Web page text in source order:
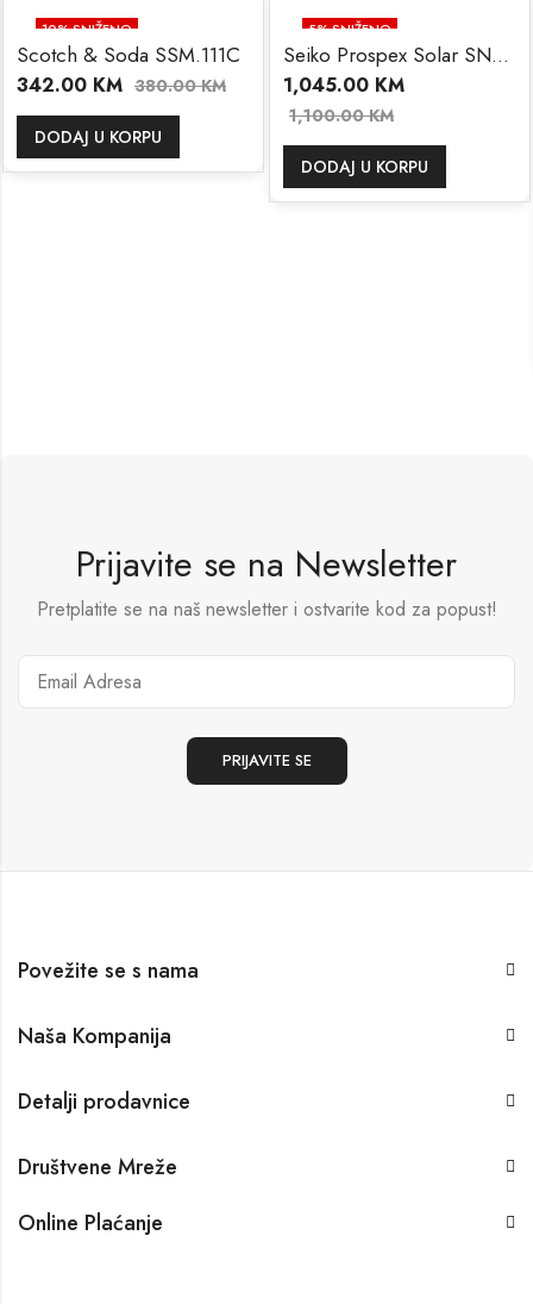
10% SNIŽENO
Scotch & Soda SSM.111C
342.00 KM 380.00KM
DODAJ U KORPU
5% SNIŽENO
Seiko Prospex Solar SNE591P1
1,045.00 KM
1,100.00KM
DODAJ U KORPU
Prijavite se na Newsletter
Pretplatite se na naš newsletter i ostvarite kod za popust!
Povežite se s nama
Naša Kompanija
Detalji prodavnice
Društvene Mreže
Online Plaćanje